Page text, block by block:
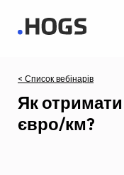
< Список вебінарів
Як
євро/км?